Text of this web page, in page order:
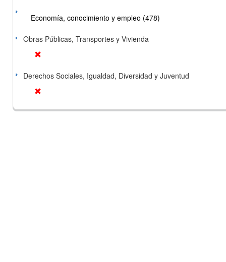
Economía, conocimiento y empleo (478)
Obras Públicas, Transportes y Vivienda
Derechos Sociales, Igualdad, Diversidad y Juventud